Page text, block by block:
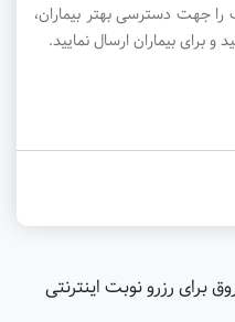
را جهت دسترسی بهتر بیماران،
برای بیماران ارسال نمایید.
رزرو نوبت اینترنتی